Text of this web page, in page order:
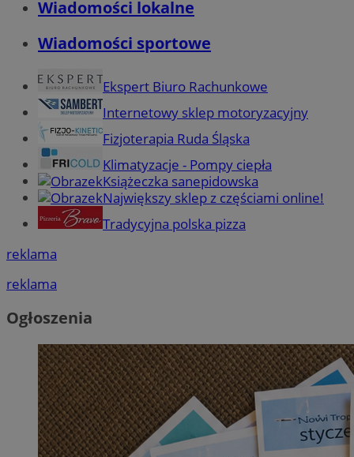
Wiadomości lokalne
Wiadomości sportowe
Ekspert Biuro Rachunkowe
Internetowy sklep motoryzacyjny
Fizjoterapia Ruda Śląska
Klimatyzacje - Pompy ciepła
Książeczka sanepidowska
Największy sklep z częściami online!
Tradycyjna polska pizza
reklama
reklama
Ogłoszenia